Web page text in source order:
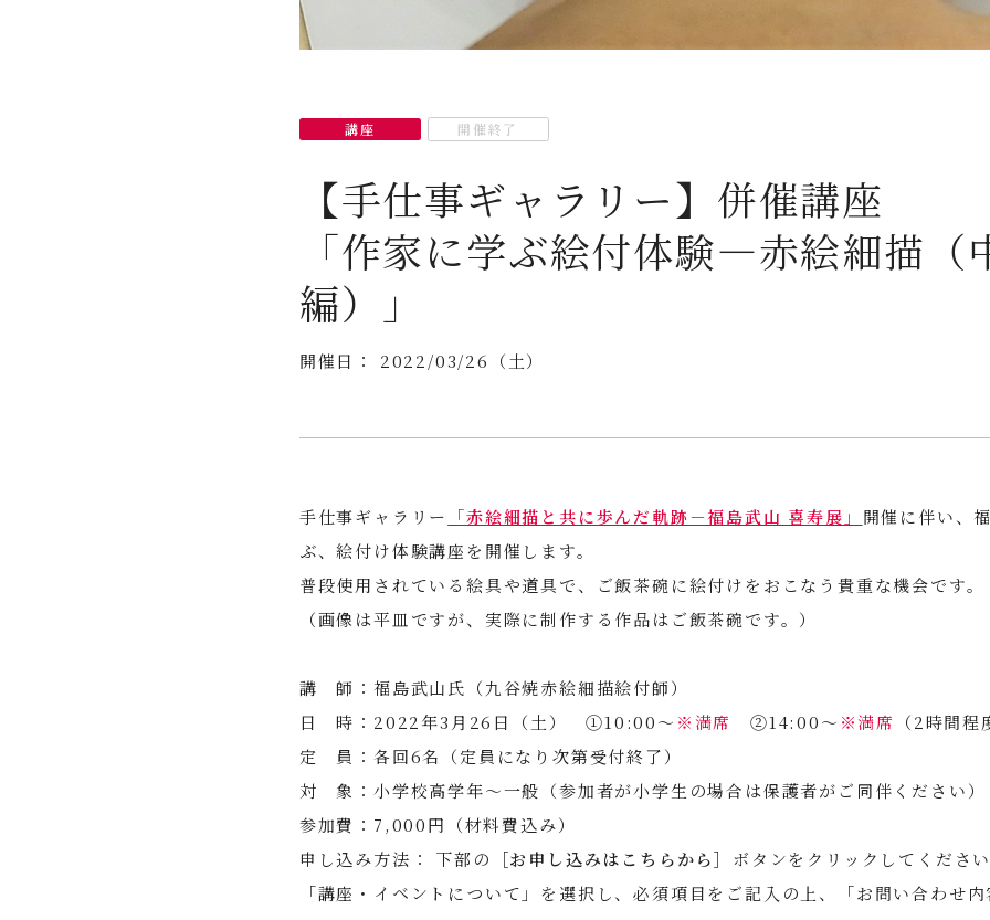
講座 開催終了
【手仕事ギャラリー】併催講座
「作家に学ぶ絵付体験―赤絵細描（
編）」
開催日： 2022/03/26（土）
手仕事ギャラリー 「赤絵細描と共に歩んだ軌跡－福島武山 喜寿展」 開催に伴い、
ぶ、絵付け体験講座を開催します。
普段使用されている絵具や道具で、ご飯茶碗に絵付けをおこなう貴重な機会です。
（画像は平皿ですが、実際に制作する作品はご飯茶碗です。）
講 師：福島武山氏（九谷焼赤絵細描絵付師）
日 時：2022年3月26日（土） ①10:00～ ※満席 ②14:00～ ※満席
（2時間程
定 員：各回6名（定員になり次第受付終了）
対 象：小学校高学年～一般（参加者が小学生の場合は保護者がご同伴ください）
参加費：7,000円（材料費込み）
申し込み方法： 下部の
［お申し込みはこちらから］ ボタンをクリックしてくださ
「講座・イベントについて」を選択し、必須項目をご記入の上、「お問い合わせ